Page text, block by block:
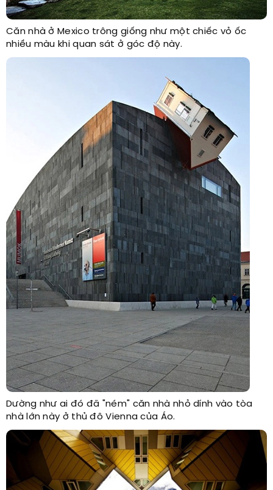
Căn nhà ở Mexico trông giống như một chiếc vỏ ốc
nhiều màu khi quan sát ở góc độ này.
Dường như ai đó đã "ném" căn nhà nhỏ dính vào tòa
nhà lớn này ở thủ đô Vienna của Áo.